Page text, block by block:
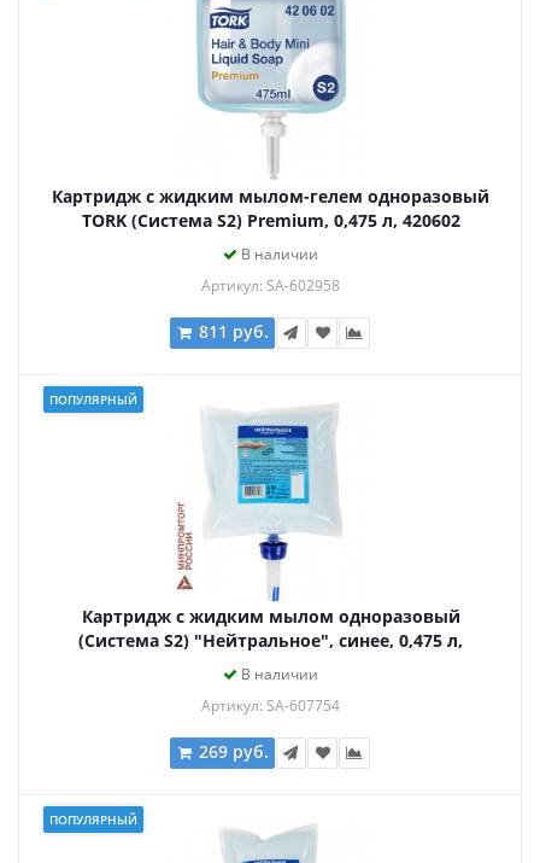
Картридж с жидким мылом-гелем одноразовый
TORK (Система S2) Premium, 0,475 л, 420602
В наличии
Артикул: SA-602958
811 руб.
ПОПУЛЯРНЫЙ
Картридж с жидким мылом одноразовый
(Система S2) "Нейтральное", синее, 0,475 л,
KEMAN, 100024-0475
В наличии
Артикул: SA-607754
269 руб.
ПОПУЛЯРНЫЙ